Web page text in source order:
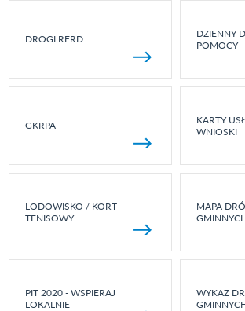
DROGI RFRD
DZIENNY
POMOCY
GKRPA
KARTY
WNIOSKI
LODOWISKO / KORT
TENISOWY
MAPA
PIT 2020 - WSPIERAJ
LOKALNIE
WYKAZ